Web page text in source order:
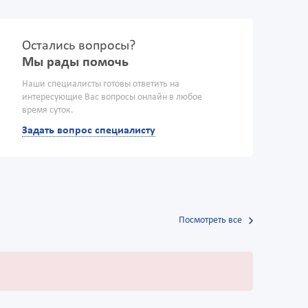
Остались вопросы?
Мы рады помочь
Наши специалисты готовы ответить на
интересующие Вас вопросы онлайн в любое
время суток.
Задать вопрос специалисту
Посмотреть все